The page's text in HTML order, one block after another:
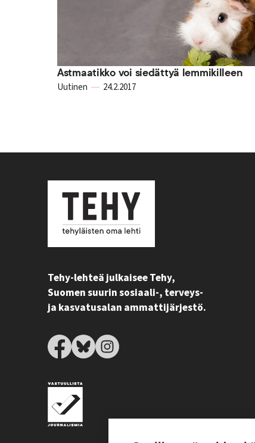
Astmaatikko voi siedättyä lemmikilleen
Uutinen 24.2.2017
Tehy-lehteä julkaisee Tehy,
Suomen suurin sosiaali-, terveys-
ja kasvatusalan ammattijärjestö.